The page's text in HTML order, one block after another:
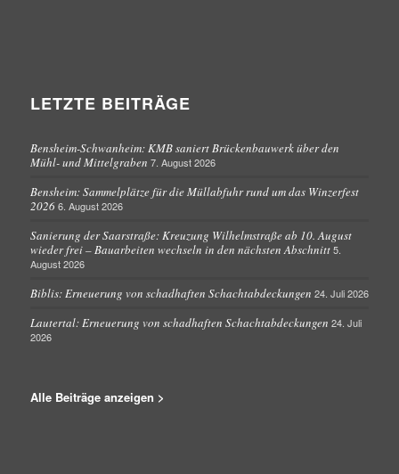
LETZTE BEITRÄGE
Bensheim-Schwanheim: KMB saniert Brückenbauwerk über den
Mühl- und Mittelgraben 7. August 2026
Bensheim: Sammelplätze für die Müllabfuhr rund um das Winzerfest
2026 6. August 2026
Sanierung der Saarstraße: Kreuzung Wilhelmstraße ab 10. August
wieder frei – Bauarbeiten wechseln in den nächsten Abschnitt 5.
August 2026
Biblis: Erneuerung von schadhaften Schachtabdeckungen 24. Juli 2026
Lautertal: Erneuerung von schadhaften Schachtabdeckungen 24. Juli
2026
Alle Beiträge anzeigen >